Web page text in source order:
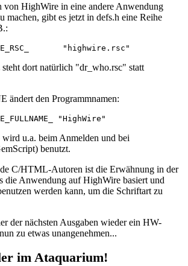
von HighWire in eine andere Anwendung
machen, gibt es jetzt in defs.h eine Reihe
"highwire.rsc"
dort natürlich "dr_who.rsc" statt
ändert den Programmnamen:
"HighWire"
u.a. beim Anmelden und bei
benutzt.
C/HTML-Autoren ist die Erwähnung in der
die Anwendung auf HighWire basiert und
werden kann, um die Schriftart zu
der nächsten Ausgaben wieder ein HW-
zu etwas unangenehmen...
im Ataquarium!